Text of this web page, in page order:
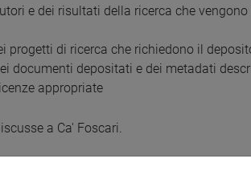
e dei risultati della ricerca che
progetti di ricerca che richiedono il
documenti depositati e dei metadati
appropriate
a Ca' Foscari.